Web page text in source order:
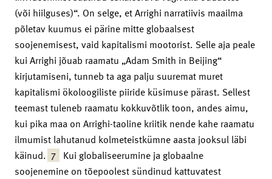
(või hiilguses)“. On selge, et Arrighi narratiivis maailma
põletav kuumus ei pärine mitte globaalsest
soojenemisest, vaid kapitalismi mootorist. Selle aja peale
kui Arrighi jõuab raamatu „Adam Smith in Beijing“
kirjutamiseni, tunneb ta aga palju suuremat muret
kapitalismi ökoloogiliste piiride küsimuse pärast. Sellest
teemast tuleneb raamatu kokkuvõtlik toon, andes aimu,
kui pika maa on Arrighi-taoline kriitik nende kahe raamatu
ilmumist lahutanud kolmeteistkümne aasta jooksul läbi
käinud. 7 Kui globaliseerumine ja globaalne
soojenemine on tõepoolest sündinud kattuvatest